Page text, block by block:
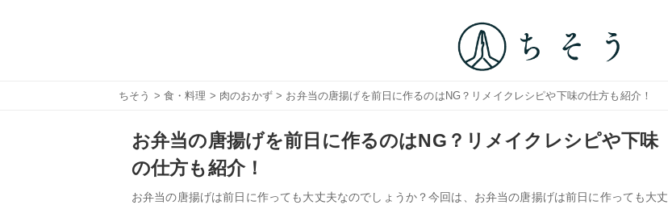
ちそう > 食・料理 > 肉のおかず> お弁当の唐揚げを前日に作るのはNG？リメイクレシピや下味の仕方も紹介！
お弁当の唐揚げを前日に作るのはNG？リメイクレシピや下味
の仕方も紹介！
お弁当の唐揚げは前日に作っても大丈夫なのでしょうか？今回は、お弁当の唐揚げは前日に作っても大丈